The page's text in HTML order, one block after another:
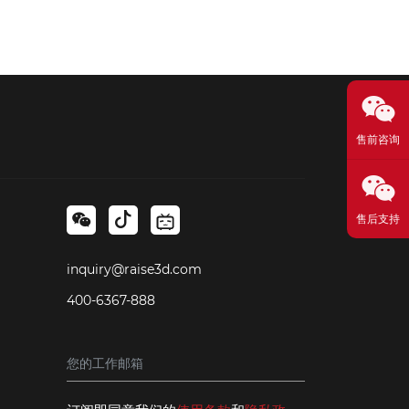
inquiry@raise3d.com
400-6367-888
售前咨询
售后支持